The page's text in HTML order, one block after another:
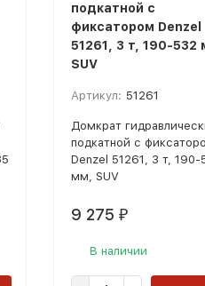
подкатной с
фиксатором Denzel
51261, 3 т, 190-532
SUV
Артикул: 51261
Домкрат
подкатной с
Denzel 51261, 3 т, 190-
мм, SUV
9 275 ₽
В наличии